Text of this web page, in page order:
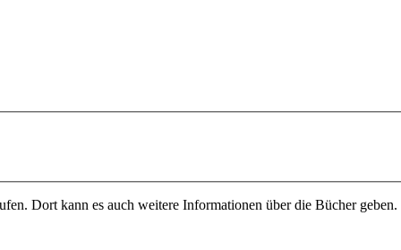
Dort kann es auch weitere Informationen über die Bücher